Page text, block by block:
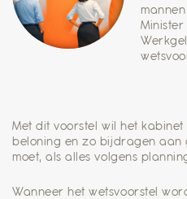
Met dit voorstel wil het
beloning en zo bijdragen aan
moet, als alles volgens
Wanneer het wetsvoorstel